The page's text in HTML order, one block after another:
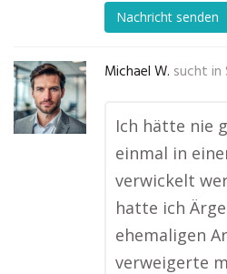
Nachricht senden
Michael W. sucht in
Ich hätte nie
einmal in
verwickelt
hatte ich
ehemaligen
verweigerte